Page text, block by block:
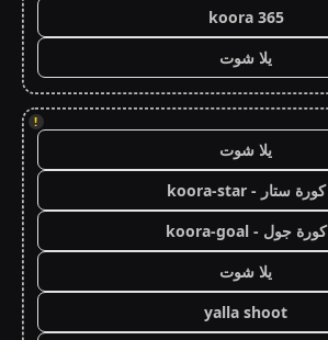
koora 365
يلا شوت
!
يلا شوت
كورة ستار - koora-star
كورة جول - koora-goal
يلا شوت
yalla shoot